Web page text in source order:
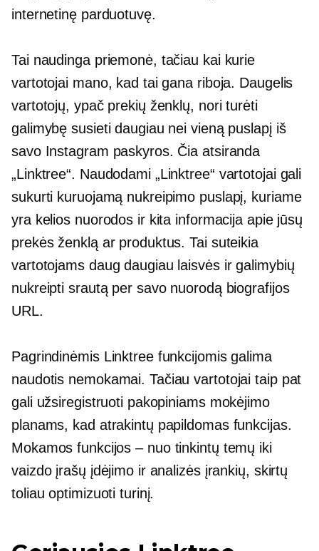
internetinę parduotuvę.
Tai naudinga priemonė, tačiau kai kurie
vartotojai mano, kad tai gana riboja. Daugelis
vartotojų, ypač prekių ženklų, nori turėti
galimybę susieti daugiau nei vieną puslapį iš
savo Instagram paskyros. Čia atsiranda
„Linktree“. Naudodami „Linktree“ vartotojai gali
sukurti kuruojamą nukreipimo puslapį, kuriame
yra kelios nuorodos ir kita informacija apie jūsų
prekės ženklą ar produktus. Tai suteikia
vartotojams daug daugiau laisvės ir galimybių
nukreipti srautą per savo nuorodą biografijos
URL.
Pagrindinėmis Linktree funkcijomis galima
naudotis nemokamai. Tačiau vartotojai taip pat
gali užsiregistruoti pakopiniams mokėjimo
planams, kad atrakintų papildomas funkcijas.
Mokamos funkcijos – nuo ​​tinkintų temų iki
vaizdo įrašų įdėjimo ir analizės įrankių, skirtų
toliau optimizuoti turinį.